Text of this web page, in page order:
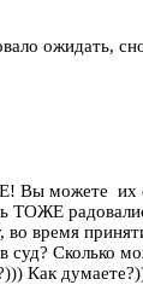
ожидать,
их
ТОЖЕ
во время
суд? Сколько
Как